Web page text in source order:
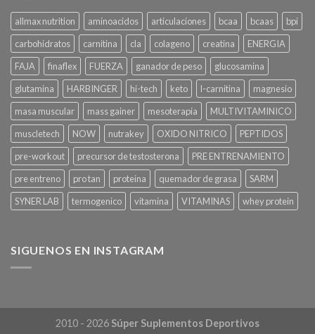
allmax nutrition aminoacidos articulaciones bcaa bcaas
bpi
carbohidratos
carnitina cla colageno creatina
ENERGIA
FAJA
finaflex FUERZA ganador de peso
glucosamina
glutamina
HARBINGER hi-tech keto l-carnitina
magnesio
masa muscular
mass gainer mesoterapia
MULTIVITAMINICO
muscletech
NOW nutrakey OXIDO NITRICO
PEPTIDOS
pre-workout
precursor de testosterona
PRE ENTRENAMIENTO
pre entreno
pro tan proteina quemador de grasa
SARM
SYNER LAB
termogenico vitamina VITAMINAS whey protein
SIGUENOS EN INSTAGRAM
2010 - 2026 Súper Suplementos Deportivos